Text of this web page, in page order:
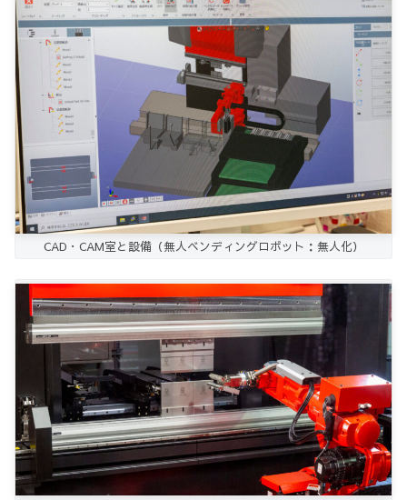
CAD・CAM室と設備（無人ベンディングロボット：無人化）